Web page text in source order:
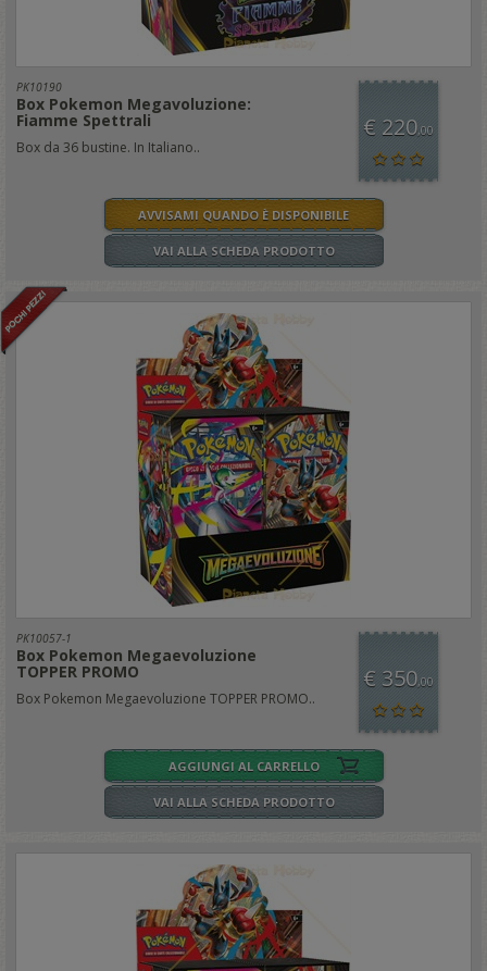
PK10190
Box Pokemon Megavoluzione:
Fiamme Spettrali
Box da 36 bustine. In Italiano..
€ 220,00
AVVISAMI QUANDO È DISPONIBILE
VAI ALLA SCHEDA PRODOTTO
PK10057-1
Box Pokemon Megaevoluzione
TOPPER PROMO
Box Pokemon Megaevoluzione TOPPER PROMO..
€ 350,00
AGGIUNGI AL CARRELLO
VAI ALLA SCHEDA PRODOTTO